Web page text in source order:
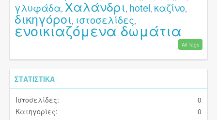
γλυφάδα, Χαλάνδρι, hotel, καζίνο,
δικηγόροι, ιστοσελίδες,
ενοικιαζόμενα δωμάτια
All Tags
ΣΤΑΤΙΣΤΙΚΆ
Ιστοσελίδες:
0
Κατηγορίες:
0